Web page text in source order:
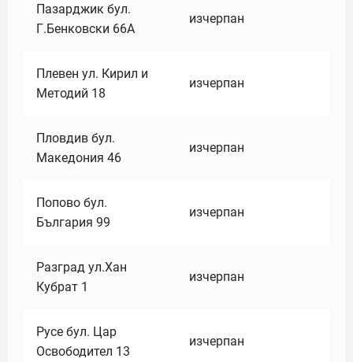
Пазарджик бул.
Г.Бенковски 66А
изчерпан
Плевен ул. Кирил и
Методий 18
изчерпан
Пловдив бул.
Македония 46
изчерпан
Попово бул.
България 99
изчерпан
Разград ул.Хан
Кубрат 1
изчерпан
Русе бул. Цар
Освободител 13
изчерпан